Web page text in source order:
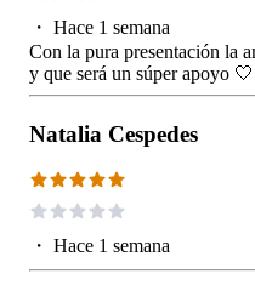
・ Hace 1 semana
Con la pura presentación la
y que será un súper apoyo 🤍
Natalia Cespedes
・ Hace 1 semana